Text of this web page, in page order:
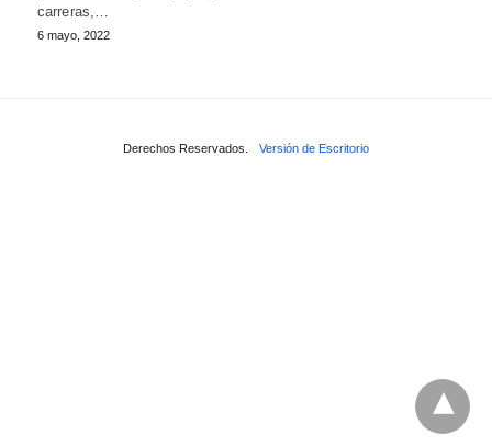
carreras,…
6 mayo, 2022
Derechos Reservados. Versión de Escritorio